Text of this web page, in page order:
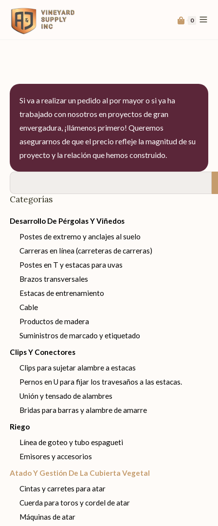
0
Si va a realizar un pedido al por mayor o si ya ha
trabajado con nosotros en proyectos de gran
envergadura, ¡llámenos primero! Queremos
asegurarnos de que el precio refleje la magnitud de su
proyecto y la relación que hemos construido.
Categorías
Desarrollo De Pérgolas Y Viñedos
Postes de extremo y anclajes al suelo
Carreras en línea (carreteras de carreras)
Postes en T y estacas para uvas
Brazos transversales
Estacas de entrenamiento
Cable
Productos de madera
Suministros de marcado y etiquetado
Clips Y Conectores
Clips para sujetar alambre a estacas
Pernos en U para fijar los travesaños a las estacas.
Unión y tensado de alambres
Bridas para barras y alambre de amarre
Riego
Línea de goteo y tubo espagueti
Emisores y accesorios
Atado Y Gestión De La Cubierta Vegetal
Cintas y carretes para atar
Cuerda para toros y cordel de atar
Máquinas de atar